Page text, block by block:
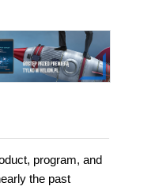
program, and
the past